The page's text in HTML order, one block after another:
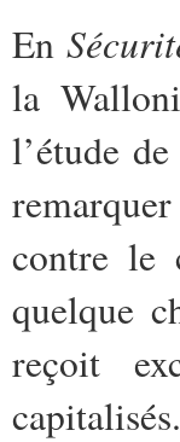
En
la
l’étude
contre le
quelque
reçoit
capitalisés.